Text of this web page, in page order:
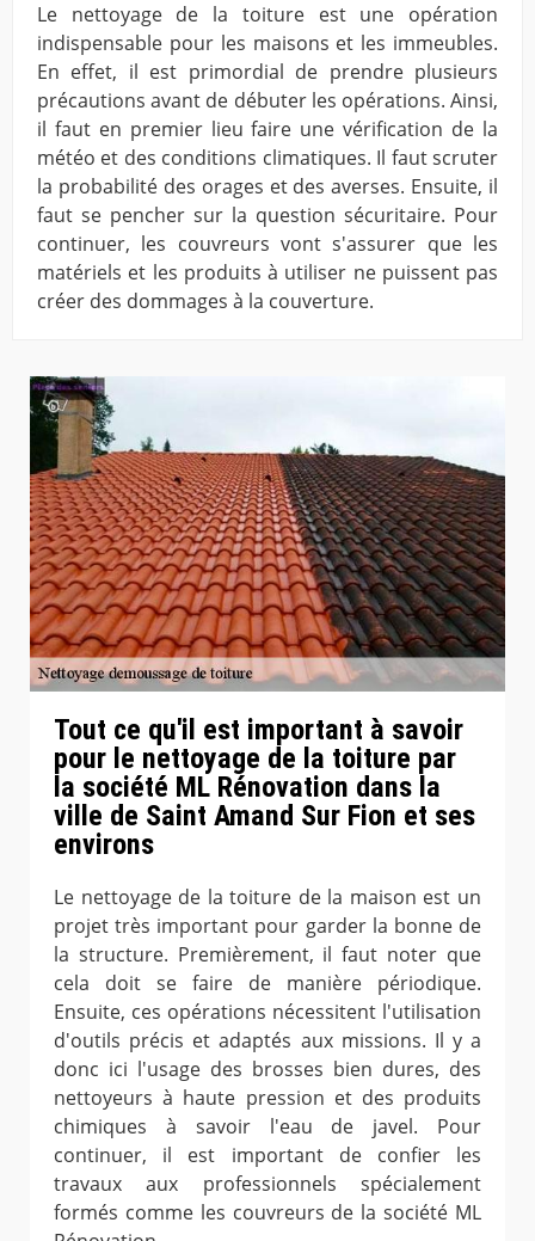
Le nettoyage de la toiture est une opération
indispensable pour les maisons et les immeubles.
En effet, il est primordial de prendre plusieurs
précautions avant de débuter les opérations. Ainsi,
il faut en premier lieu faire une vérification de la
météo et des conditions climatiques. Il faut scruter
la probabilité des orages et des averses. Ensuite, il
faut se pencher sur la question sécuritaire. Pour
continuer, les couvreurs vont s'assurer que les
matériels et les produits à utiliser ne puissent pas
créer des dommages à la couverture.
Tout ce qu'il est important à savoir
pour le nettoyage de la toiture par
la société ML Rénovation dans la
ville de Saint Amand Sur Fion et ses
environs
Le nettoyage de la toiture de la maison est un
projet très important pour garder la bonne de
la structure. Premièrement, il faut noter que
cela doit se faire de manière périodique.
Ensuite, ces opérations nécessitent l'utilisation
d'outils précis et adaptés aux missions. Il y a
donc ici l'usage des brosses bien dures, des
nettoyeurs à haute pression et des produits
chimiques à savoir l'eau de javel. Pour
continuer, il est important de confier les
travaux aux professionnels spécialement
formés comme les couvreurs de la société ML